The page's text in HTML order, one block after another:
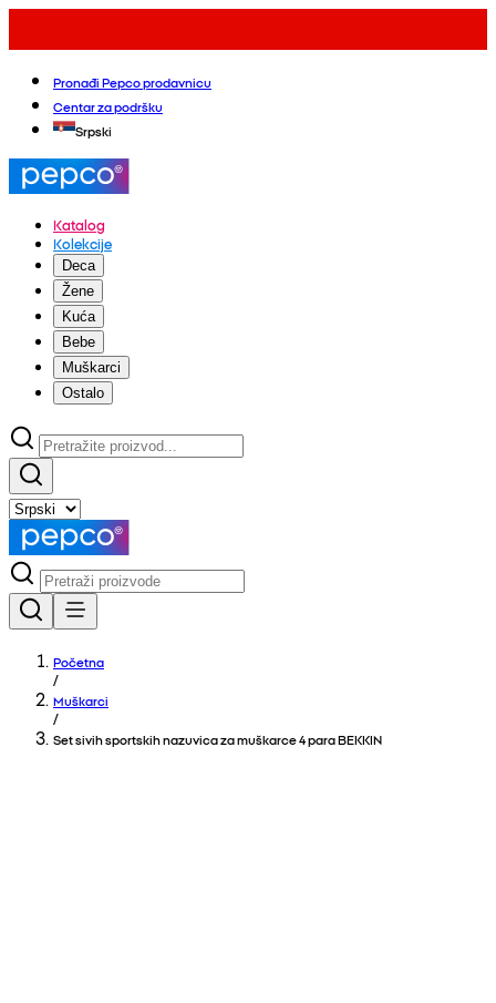
Pronađi Pepco prodavnicu
Centar za podršku
Srpski
Katalog
Kolekcije
Deca
Žene
Kuća
Bebe
Muškarci
Ostalo
Početna
/
Muškarci
/
Set sivih sportskih nazuvica za muškarce 4 para BEKKIN